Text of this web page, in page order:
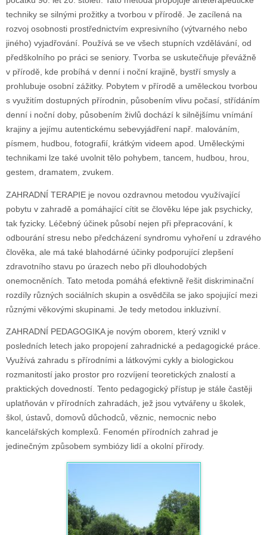
techniky se silnými prožitky a tvorbou v přírodě. Je zacílená na
rozvoj osobnosti prostřednictvím expresivního (výtvarného nebo
jiného) vyjadřování. Používá se ve všech stupních vzdělávání, od
předškolního po práci se seniory. Tvorba se uskutečňuje převážně
v přírodě, kde probíhá v denní i noční krajině, bystří smysly a
prohlubuje osobní zážitky. Pobytem v přírodě a uměleckou tvorbou
s využitím dostupných přírodnin, působením vlivu počasí, střídáním
denní i noční doby, působením živlů dochází k silnějšímu vnímání
krajiny a jejímu autentickému sebevyjádření např. malováním,
písmem, hudbou, fotografií, krátkým videem apod. Uměleckými
technikami lze také uvolnit tělo pohybem, tancem, hudbou, hrou,
gestem, dramatem, zvukem.
ZAHRADNÍ TERAPIE je novou ozdravnou metodou využívající
pobytu v zahradě a pomáhající cítit se člověku lépe jak psychicky,
tak fyzicky. Léčebný účinek působí nejen při přepracování, k
odbourání stresu nebo předcházení syndromu vyhoření u zdravého
člověka, ale má také blahodárné účinky podporující zlepšení
zdravotního stavu po úrazech nebo při dlouhodobých
onemocněních. Tato metoda pomáhá efektivně řešit diskriminační
rozdíly různých sociálních skupin a osvědčila se jako spojující mezi
různými věkovými skupinami. Je tedy metodou inkluzivní.
ZAHRADNÍ PEDAGOGIKA je novým oborem, který vznikl v
posledních letech jako propojení zahradnické a pedagogické práce.
Využívá zahradu s přírodními a látkovými cykly a biologickou
rozmanitostí jako prostor pro rozvíjení teoretických znalostí a
praktických dovedností. Tento pedagogický přístup je stále častěji
uplatňován v přírodních zahradách, jež jsou vytvářeny u školek,
škol, ústavů, domovů důchodců, věznic, nemocnic nebo
kancelářských komplexů. Fenomén přírodních zahrad je
jedinečným způsobem symbiózy lidí a okolní přírody.